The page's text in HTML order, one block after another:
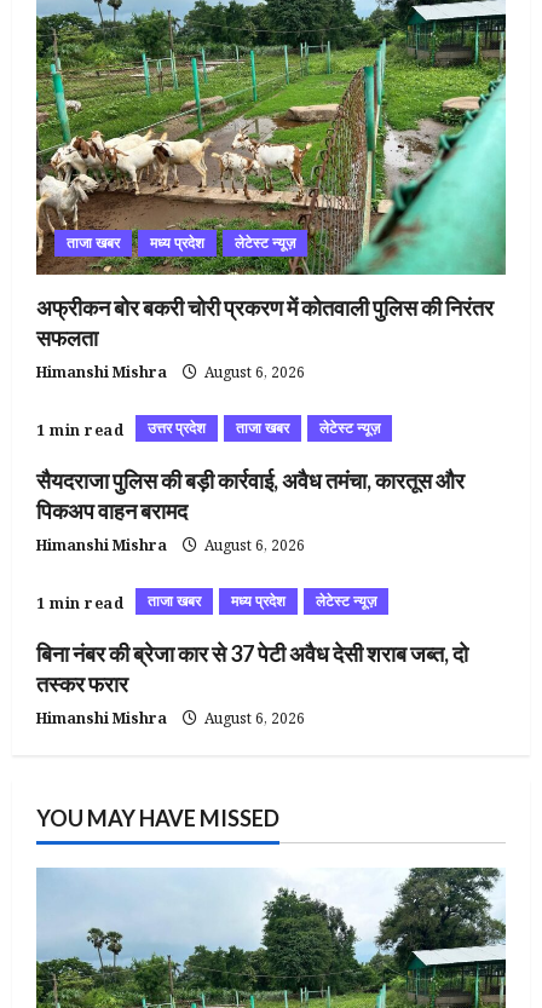
ताजा खबर मध्य प्रदेश लेटेस्ट न्यूज़
अफ्रीकन बोर बकरी चोरी प्रकरण में कोतवाली पुलिस की निरंतर
सफलता
Himanshi Mishra August 6, 2026
1 min read उत्तर प्रदेश ताजा खबर लेटेस्ट न्यूज़
सैयदराजा पुलिस की बड़ी कार्रवाई, अवैध तमंचा, कारतूस और
पिकअप वाहन बरामद
Himanshi Mishra August 6, 2026
1 min read ताजा खबर मध्य प्रदेश लेटेस्ट न्यूज़
बिना नंबर की ब्रेजा कार से 37 पेटी अवैध देसी शराब जब्त, दो
तस्कर फरार
Himanshi Mishra August 6, 2026
YOU MAY HAVE MISSED